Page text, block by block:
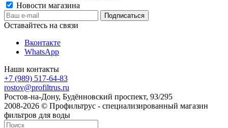
Новости магазина
Оставайтесь на связи
Вконтакте
WhatsApp
Наши контакты
+7 (989) 517-64-83
rostov@profiltrus.ru
Ростов-на-Дону, Будённовский проспект, 93/295
2008-2026 © Профильтрус - специализированный магазин
фильтров для воды